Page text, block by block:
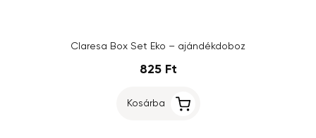
Claresa Box Set Eko – ajándékdoboz
825 Ft
Kosárba